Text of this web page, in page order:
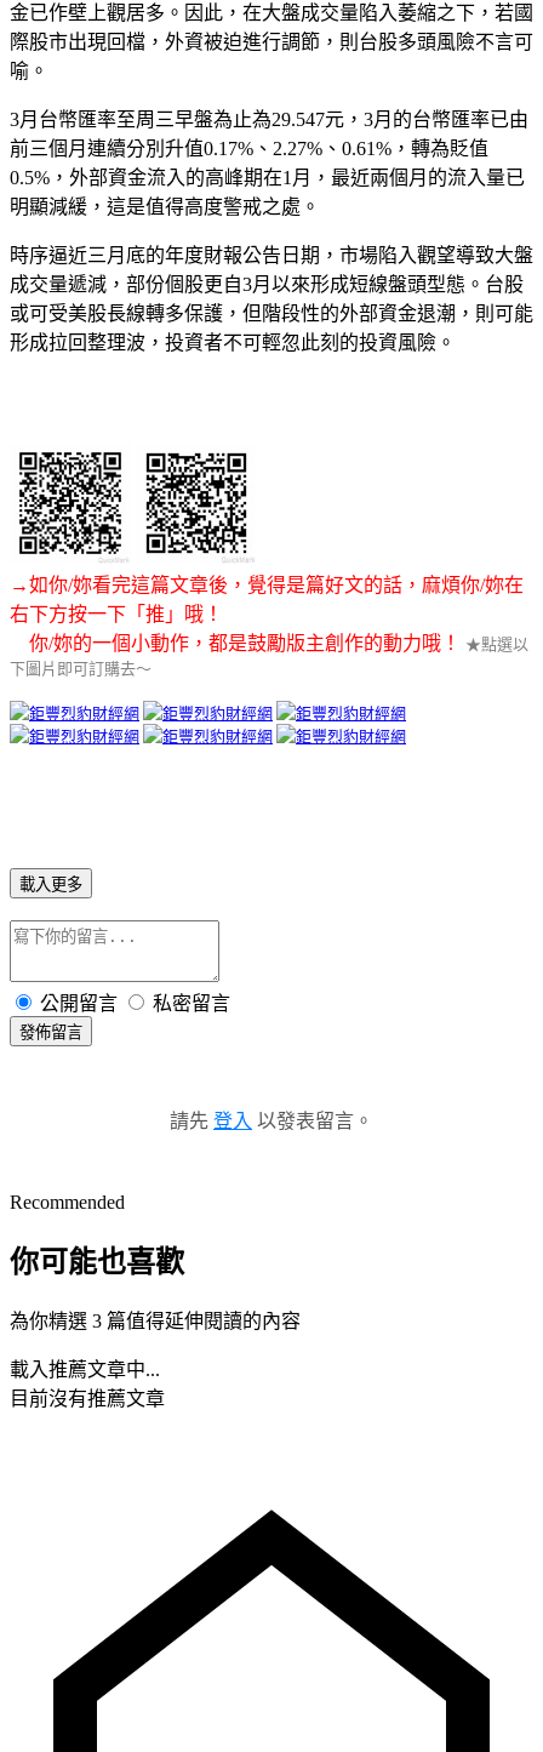
金已作壁上觀居多。因此，在大盤成交量陷入萎縮之下，若國
際股市出現回檔，外資被迫進行調節，則台股多頭風險不言可
喻。
3月台幣匯率至周三早盤為止為29.547元，3月的台幣匯率已由
前三個月連續分別升值0.17%、2.27%、0.61%，轉為貶值
0.5%，外部資金流入的高峰期在1月，最近兩個月的流入量已
明顯減緩，這是值得高度警戒之處。
時序逼近三月底的年度財報公告日期，市場陷入觀望導致大盤
成交量遞減，部份個股更自3月以來形成短線盤頭型態。台股
或可受美股長線轉多保護，但階段性的外部資金退潮，則可能
形成拉回整理波，投資者不可輕忽此刻的投資風險。
→如你/妳看完這篇文章後，覺得是篇好文的話，麻煩你/妳在
右下方按一下「推」哦！
你/妳的一個小動作，都是鼓勵版主創作的動力哦！
★點選以
下圖片即可訂購去～
載入更多
公開留言 私密留言
發佈留言
請先 登入 以發表留言。
Recommended
你可能也喜歡
為你精選 3 篇值得延伸閱讀的內容
載入推薦文章中...
目前沒有推薦文章